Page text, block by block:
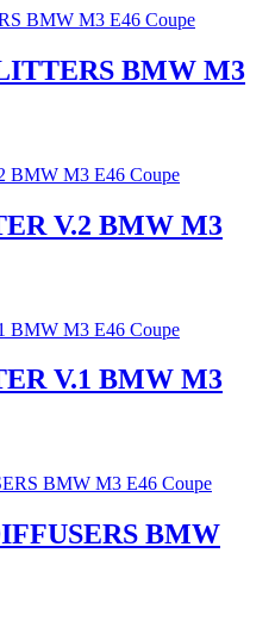
BMW M3
V.2 BMW M3
V.1 BMW M3
BMW